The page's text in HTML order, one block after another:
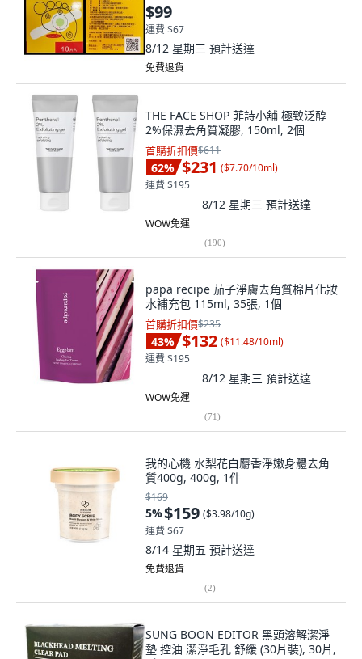
$99
運費 $67
8/12 星期三 預計送達
免費退貨
THE FACE SHOP 菲詩小舖 極致泛醇
2%保濕去角質凝膠, 150ml, 2個
首購折扣價$611
62% $231 ($7.70/10ml)
運費 $195
8/12 星期三 預計送達
WOW免運
(190)
papa recipe 茄子淨膚去角質棉片化妝
水補充包 115ml, 35張, 1個
首購折扣價$235
43% $132 ($11.48/10ml)
運費 $195
8/12 星期三 預計送達
WOW免運
(71)
我的心機 水梨花白麝香淨嫩身體去角
質400g, 400g, 1件
$169
5%$159 ($3.98/10g)
運費 $67
8/14 星期五 預計送達
免費退貨
(2)
SUNG BOON EDITOR 黑頭溶解潔淨
墊 控油 潔淨毛孔 舒緩 (30片裝), 30片,